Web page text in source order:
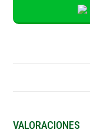
VALORACIONES